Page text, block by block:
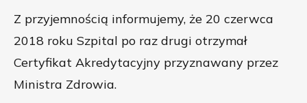
Z przyjemnością informujemy, że 20 czerwca
2018 roku Szpital po raz drugi otrzymał
Certyfikat Akredytacyjny przyznawany przez
Ministra Zdrowia.